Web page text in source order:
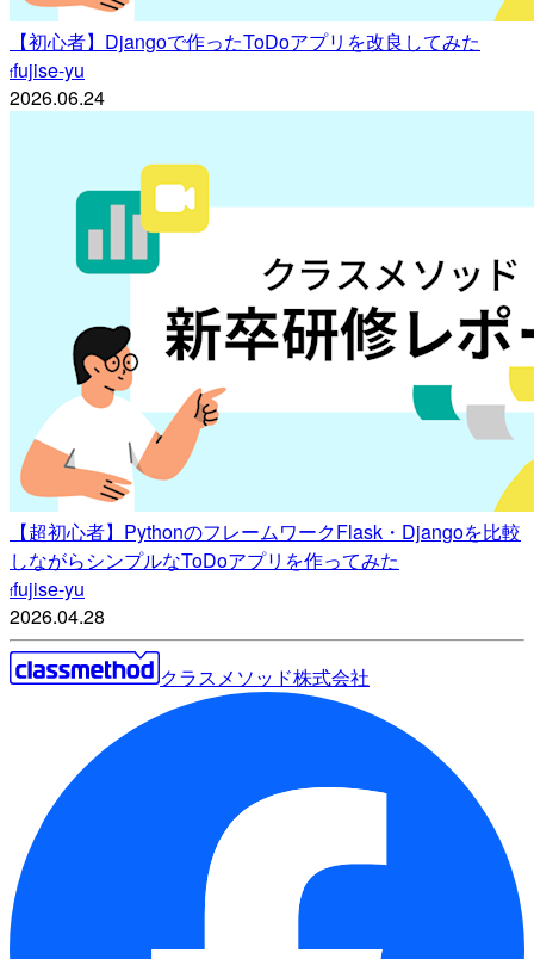
【初心者】Djangoで作ったToDoアプリを改良してみた
ffujise-yu
2026.06.24
【超初心者】PythonのフレームワークFlask・Djangoを比較
しながらシンプルなToDoアプリを作ってみた
ffujise-yu
2026.04.28
クラスメソッド株式会社